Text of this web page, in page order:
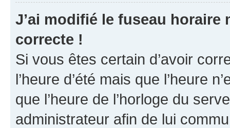
J’ai modifié le fuseau horaire
correcte !
Si vous êtes certain d’avoir
l’heure d’été mais que l’heure
que l’heure de l’horloge du
administrateur afin de lui